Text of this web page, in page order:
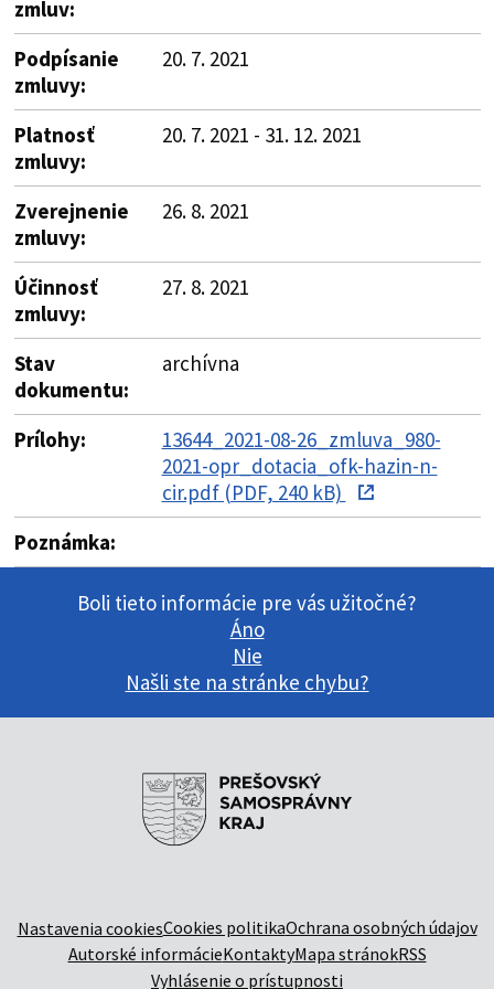
zmluv:
Podpísanie
zmluvy:
20. 7. 2021
Platnosť
zmluvy:
20. 7. 2021 - 31. 12. 2021
Zverejnenie
zmluvy:
26. 8. 2021
Účinnosť
zmluvy:
27. 8. 2021
Stav
dokumentu:
archívna
Prílohy:
13644_2021-08-26_zmluva_980-
2021-opr_dotacia_ofk-hazin-n-
cir.pdf (PDF, 240 kB)
Poznámka:
Boli tieto informácie pre vás užitočné?
Áno
Nie
Našli ste na stránke chybu?
Nastavenia cookiesCookies politikaOchrana osobných údajov
Autorské informácieKontaktyMapa stránokRSS
Vyhlásenie o prístupnosti